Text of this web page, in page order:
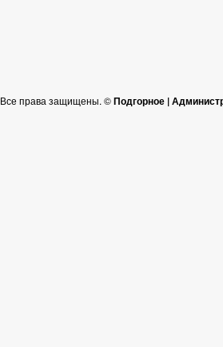
Все права защищены. ©Подгорное |